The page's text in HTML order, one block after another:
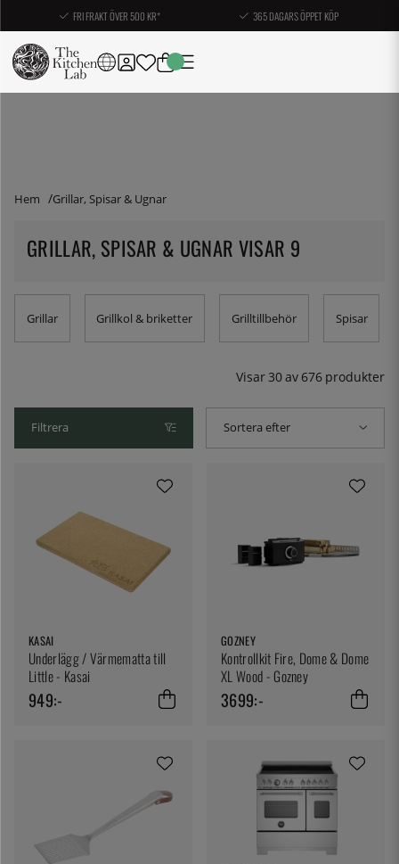
FRI FRAKT ÖVER 500 KR* 365 DAGARS ÖPPET KÖP
Hem Grillar, Spisar & Ugnar
GRILLAR, SPISAR & UGNAR VISAR 9
Grillar Grillkol & briketter Grilltillbehör Spisar
Visar 30av 676 produkter
Filtrera Sortera efter
KASAI
Underlägg / Värmematta till
Little - Kasai
949:-
GOZNEY
Kontrollkit Fire, Dome & Dome
XL Wood - Gozney
3699:-